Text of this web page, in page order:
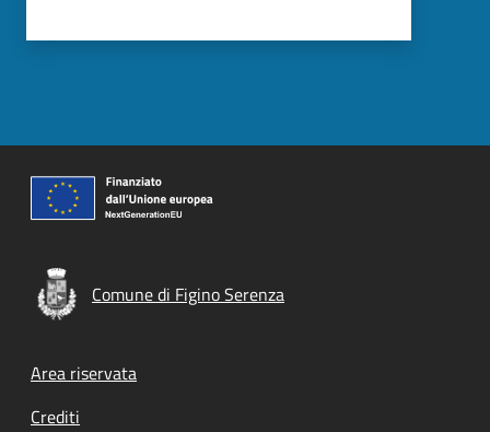
Comune di Figino Serenza
Footer menu
Area riservata
Crediti